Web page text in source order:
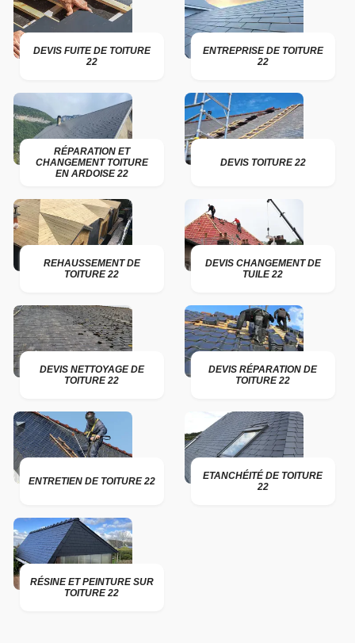
DEVIS FUITE DE TOITURE
22
ENTREPRISE DE TOITURE
22
RÉPARATION ET
CHANGEMENT TOITURE
EN ARDOISE 22
DEVIS TOITURE 22
REHAUSSEMENT DE
TOITURE 22
DEVIS CHANGEMENT DE
TUILE 22
DEVIS NETTOYAGE DE
TOITURE 22
DEVIS RÉPARATION DE
TOITURE 22
ENTRETIEN DE TOITURE 22
ETANCHÉITÉ DE TOITURE
22
RÉSINE ET PEINTURE SUR
TOITURE 22